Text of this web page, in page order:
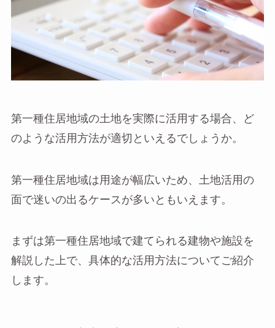
第一種住居地域の土地を実際に活用する場合、ど
のような活用方法が適切といえるでしょうか。
第一種住居地域は用途が幅広いため、土地活用の
面で迷いの出るケースが多いともいえます。
まずは第一種住居地域で建てられる建物や施設を
解説した上で、具体的な活用方法についてご紹介
します。